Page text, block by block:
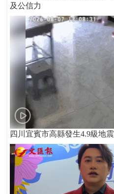
及公信力
四川宜賓市高縣發生4.9級地